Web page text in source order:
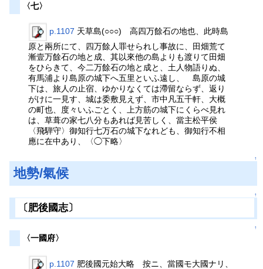
〈七〉
p.1107 天草島(○○○) 高四万餘石の地也、此時島
原と兩所にて、四万餘人罪せられし事故に、田畑荒て
漸壹万餘石の地と成、其以來他の島よりも渡りて田畑
をひらきて、今二万餘石の地と成と、土人物語りぬ、
有馬浦より島原の城下へ五里といふ遠し、 島原の城
下は、旅人の止宿、ゆかりなくては滯留ならず、返り
がけに一見す、城は委敷見えず、市中凡五千軒、大概
の町也、度々いふごとく、上方筋の城下にくらべ見れ
は、草葺の家七八分もあれば見苦しく、當主松平侯
〈飛騨守〉御知行七万石の城下なれども、御知行不相
應に在中あり、〈◯下略〉
↑
地勢/氣候
↑
〔肥後國志〕
↑
〈一國府〉
p.1107 肥後國元始大略 按ニ、當國モ大國ナリ、